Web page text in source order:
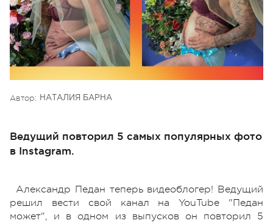
Автор: НАТАЛИЯ БАРНА
Ведущий повторил 5 самых популярных фото
в Instagram.
Александр Педан теперь видеоблогер! Ведущий
решил вести свой канал на YouTube "Педан
может", и в одном из выпусков он повторил 5